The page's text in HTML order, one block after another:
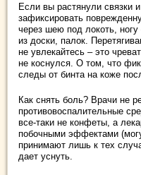
Если вы растянули связки
зафиксировать
через шею под локоть,
из доски, палок.
не увлекайтесь – это
не коснулся. О том, что
следы от бинта на коже
Как cнять боль? Врачи не
противовоспалительные
все-таки не конфеты, а
побочными эффектами
принимают лишь к тех
дает уснуть.